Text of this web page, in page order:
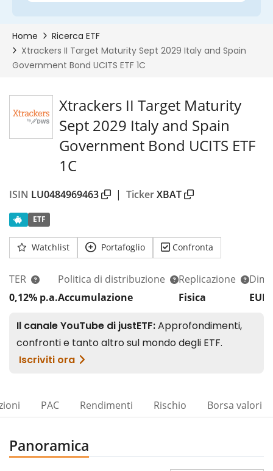
Xtrackers II Target Maturity
Sept 2029 Italy and Spain
Government Bond UCITS ETF
1C
ISIN LU0484969463 | TickerXBAT
ETF
Watchlist Portafoglio Confronta
TER
0,12% p.a.
Politica di distribuzione
Accumulazione
Replicazione
Fisica
PAC Rendimenti Rischio Borsa valori
Panoramica